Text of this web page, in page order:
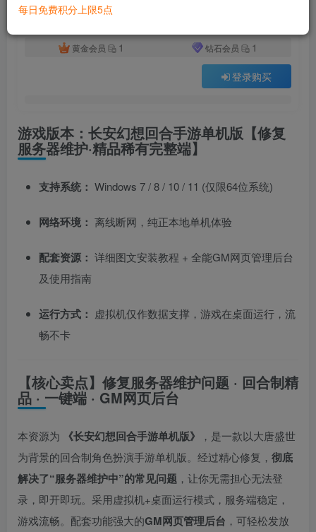
黄金会员
1 钻石会员 1
登录购买
游戏版本：长安幻想回合手游单机版【修复
服务器维护·精品稀有完整端】
支持系统： Windows 7 / 8 / 10 / 11 (仅限64位系统)
网络环境： 离线断网，纯正本地单机体验
配套资源： 详细图文安装教程 + 全能GM网页管理后台
及使用指南
运行方式： 虚拟机仅作数据支撑，游戏在桌面运行，流
畅不卡
【核心卖点】修复服务器维护问题 · 回合制精
品 · 一键端 · GM网页后台
本资源为 《长安幻想回合手游单机版》
，是一款以大唐盛世
为背景的回合制角色扮演手游单机版。经过精心修复， 彻底
解决了“服务器维护中”的常见问题 ，让你无需担心无法登
录，即开即玩。采用虚拟机+桌面运行模式，服务端稳定，
游戏流畅。配套功能强大的GM网页管理后台 ，可轻松发放
每日免费积分上限5点